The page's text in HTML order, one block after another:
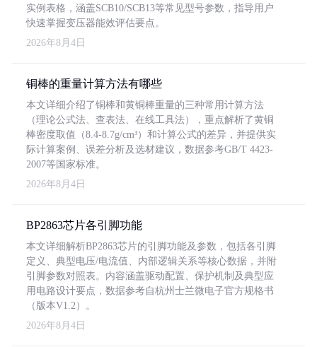
实例表格，涵盖SCB10/SCB13等常见型号参数，指导用户
快速掌握变压器能效评估要点。
2026年8月4日
铜棒的重量计算方法有哪些
本文详细介绍了铜棒和黄铜棒重量的三种常用计算方法
（理论公式法、查表法、在线工具法），重点解析了黄铜
棒密度取值（8.4-8.7g/cm³）和计算公式的差异，并提供实
际计算案例、误差分析及选材建议，数据参考GB/T 4423-
2007等国家标准。
2026年8月4日
BP2863芯片各引脚功能
本文详细解析BP2863芯片的引脚功能及参数，包括各引脚
定义、典型电压/电流值、内部逻辑关系等核心数据，并附
引脚参数对照表。内容涵盖驱动配置、保护机制及典型应
用电路设计要点，数据参考自杭州士兰微电子官方规格书
（版本V1.2）。
2026年8月4日